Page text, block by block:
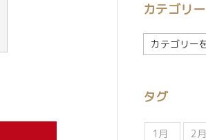
カテゴリー
カ
テ
ー
タグ
1月 2月